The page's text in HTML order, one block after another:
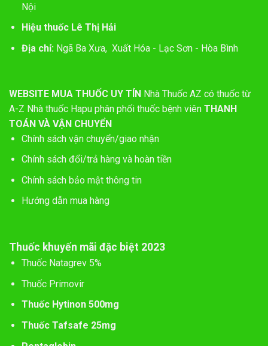
Nội
Hiệu thuốc Lê Thị Hải
Địa chỉ: Ngã Ba Xưa, Xuất Hóa - Lạc Sơn - Hòa Bình
WEBSITE MUA THUỐC UY TÍN Nhà Thuốc AZ có thuốc từ
A-Z Nhà thuốc Hapu phân phối thuốc bệnh viên THANH
TOÁN VÀ VẬN CHUYỂN
Chính sách vận chuyển/giao nhận
Chính sách đổi/trả hàng và hoàn tiền
Chính sách bảo mật thông tin
Hướng dẫn mua hàng
Thuốc khuyến mãi đặc biệt 2023
Thuốc Natagrev 5%
Thuốc Primovir
Thuốc Hytinon 500mg
Thuốc Tafsafe 25mg